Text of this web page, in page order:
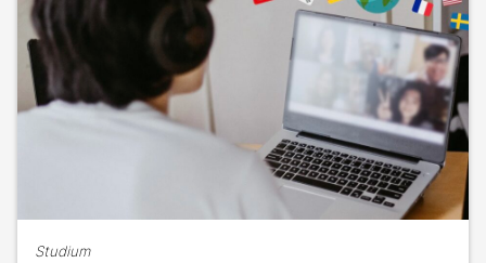
Studium